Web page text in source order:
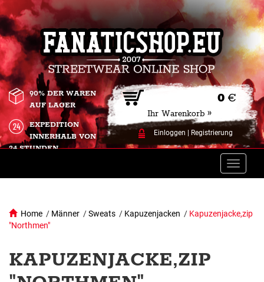
0 €
Ihr Warenkorb »
Einloggen Registrierung
90% DER WAREN
AUF LAGER
EXPEDITION
INNERHALB VON
24 STUNDEN.
Toggle
Home / Männer /Sweats / Kapuzenjacken / Kapuzenjacke,zip
"Northmen"
KAPUZENJACKE,ZIP